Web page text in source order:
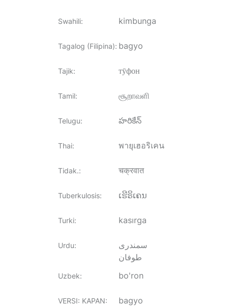
Swahili: kimbunga
Tagalog (Filipina): bagyo
Tajik: тӯфон
Tamil: சூறாவளி
Telugu: హరికేన్
Thai: พายุเฮอริเคน
Tidak.: चक्रवात
Tuberkulosis: ເຮີຣິເຄນ
Turki: kasırga
Urdu:
سمندری
طوفان
Uzbek: bo'ron
VERSI: KAPAN: bagyo